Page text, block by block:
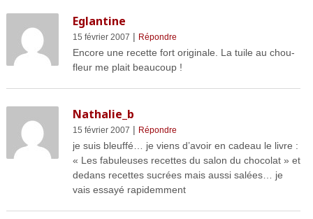
Eglantine
15 février 2007 | Répondre
Encore une recette fort originale. La tuile au chou-
fleur me plait beaucoup !
Nathalie_b
15 février 2007 | Répondre
je suis bleuffé… je viens d’avoir en cadeau le livre :
« Les fabuleuses recettes du salon du chocolat » et
dedans recettes sucrées mais aussi salées… je
vais essayé rapidemment